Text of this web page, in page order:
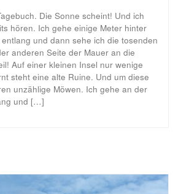
Die Sonne scheint! Und ich
hören. Ich gehe einige Meter hinter
und dann sehe ich die tosenden
anderen Seite der Mauer an die
Auf einer kleinen Insel nur wenige
steht eine alte Ruine. Und um diese
unzählige Möwen. Ich gehe an der
und […]